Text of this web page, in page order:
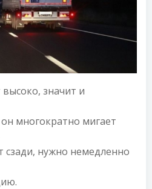
значит и
многократно мигает
сзади, нужно немедленно